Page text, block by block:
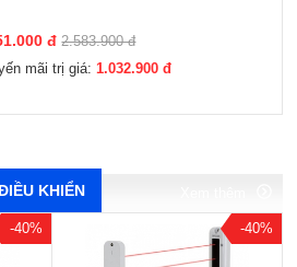
đ 2.583.900 đ
mãi trị giá: 1.032.900 đ
KHIỂN
-40% -40%